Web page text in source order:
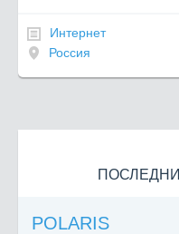
Интернет
Россия
POLARIS